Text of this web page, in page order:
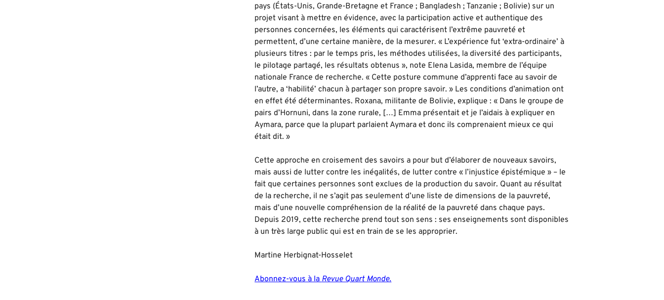
pays (États-Unis, Grande-Bretagne et France ; Bangladesh ; Tanzanie ; Bolivie) sur un
projet visant à mettre en évidence, avec la participation active et authentique des
personnes concernées, les éléments qui caractérisent l’extrême pauvreté et
permettent, d’une certaine manière, de la mesurer. « L’expérience fut ‘extra-ordinaire’ à
plusieurs titres : par le temps pris, les méthodes utilisées, la diversité des participants,
le pilotage partagé, les résultats obtenus », note Elena Lasida, membre de l’équipe
nationale France de recherche. « Cette posture commune d’apprenti face au savoir de
l’autre, a ‘habilité’ chacun à partager son propre savoir. » Les conditions d’animation ont
en effet été déterminantes. Roxana, militante de Bolivie, explique : « Dans le groupe de
pairs d’Hornuni, dans la zone rurale, […] Emma présentait et je l’aidais à expliquer en
Aymara, parce que la plupart parlaient Aymara et donc ils comprenaient mieux ce qui
était dit. »
Cette approche en croisement des savoirs a pour but d’élaborer de nouveaux savoirs,
mais aussi de lutter contre les inégalités, de lutter contre « l’injustice épistémique » – le
fait que certaines personnes sont exclues de la production du savoir. Quant au résultat
de la recherche, il ne s’agit pas seulement d’une liste de dimensions de la pauvreté,
mais d’une nouvelle compréhension de la réalité de la pauvreté dans chaque pays.
Depuis 2019, cette recherche prend tout son sens : ses enseignements sont disponibles
à un très large public qui est en train de se les approprier.
Martine Herbignat-Hosselet
Abonnez-vous à laRevue Quart Monde.